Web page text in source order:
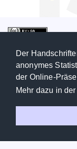
Der
anonymes
der Online-
Mehr dazu in der